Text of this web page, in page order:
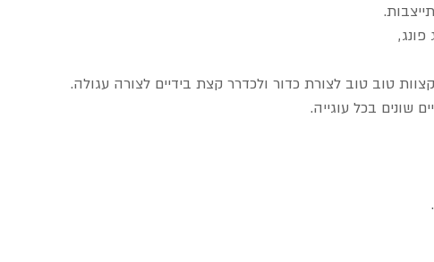
טוב טוב לצורת כדור ולכדרר קצת בידיים לצורה עגולה.
שונים בכל עוגייה.